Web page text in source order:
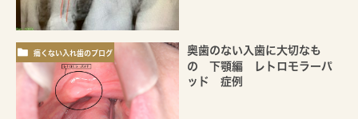
痛くない入れ歯のブログ
奥歯のない入歯に大切なも
の 下顎編 レトロモラーパ
ッド 症例